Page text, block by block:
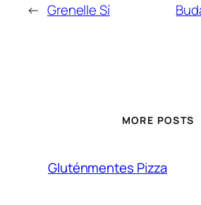
← Grenelle Sí
MORE POSTS
Gluténmentes Pizza